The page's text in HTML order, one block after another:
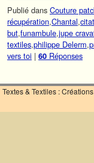
Publié dans Couture
récupération,Chantal,
but,funambule,jupe
textiles,philippe Delerm,
vers toi | 60 Réponses
Textes & Textiles :